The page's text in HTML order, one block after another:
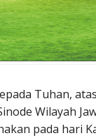
Tuhan,
Wilayah
pada hari